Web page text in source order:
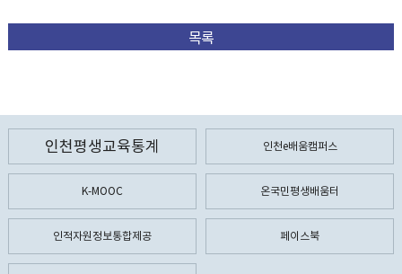
목록
인천평생교육통계 인천e배움캠퍼스
K-MOOC 온국민평생배움터
인적자원정보통합제공 페이스북